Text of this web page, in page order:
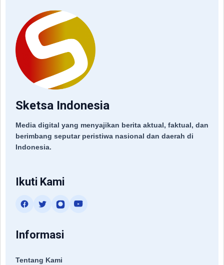
Sketsa Indonesia
Media digital yang menyajikan berita aktual, faktual, dan
berimbang seputar peristiwa nasional dan daerah di
Indonesia.
Ikuti Kami
Informasi
Tentang Kami